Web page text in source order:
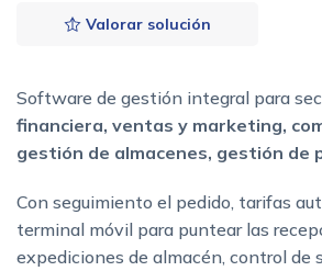
Valorar solución
Software de gestión integral para
financiera, ventas y marketing,
gestión de almacenes, gestión de
Con seguimiento el pedido, tarifas
terminal móvil para puntear las
expediciones de almacén, control de